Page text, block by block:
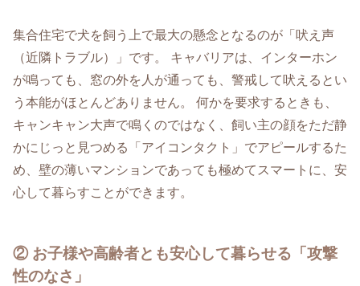
集合住宅で犬を飼う上で最大の懸念となるのが「吠え声
（近隣トラブル）」です。 キャバリアは、インターホン
が鳴っても、窓の外を人が通っても、警戒して吠えるとい
う本能がほとんどありません。 何かを要求するときも、
キャンキャン大声で鳴くのではなく、飼い主の顔をただ静
かにじっと見つめる「アイコンタクト」でアピールするた
め、壁の薄いマンションであっても極めてスマートに、安
心して暮らすことができます。
② お子様や高齢者とも安心して暮らせる「攻撃
性のなさ」